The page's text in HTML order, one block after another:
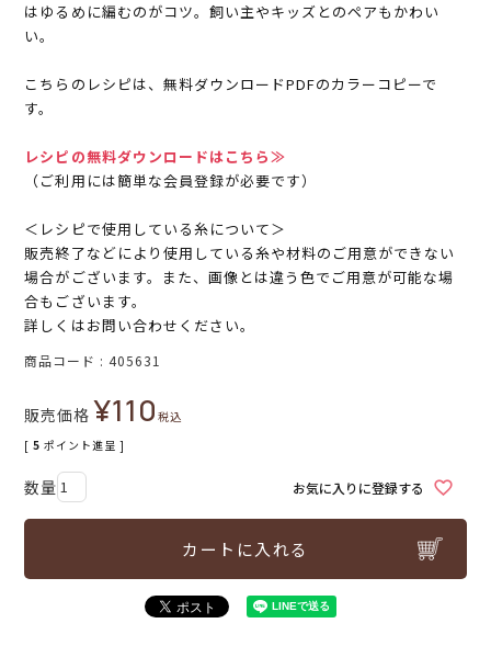
はゆるめに編むのがコツ。飼い主やキッズとのペアもかわい
い。
こちらのレシピは、無料ダウンロードPDFのカラーコピーで
す。
レシピの無料ダウンロードはこちら≫
（ご利用には簡単な会員登録が必要です）
＜レシピで使用している糸について＞
販売終了などにより使用している糸や材料のご用意ができない
場合がございます。また、画像とは違う色でご用意が可能な場
合もございます。
詳しくはお問い合わせください。
商品コード 405631
販売価格 ¥110税込
[ 5 ポイント進呈 ]
お気に入りに登録する
カートに入れる